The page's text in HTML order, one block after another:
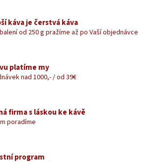
káva je čerstvá káva
od 250 g pražíme až po Vaší objednávce
platíme my
nad 1000,- / od 39€
firma s láskou ke kávě
poradíme
program